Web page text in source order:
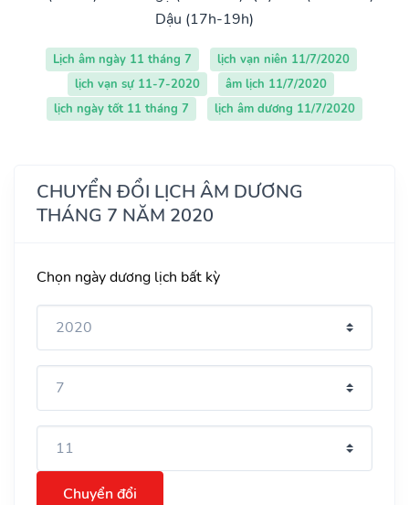
Dậu (17h-19h)
Lịch âm ngày 11 tháng 7
lịch vạn niên 11/7/2020
lịch vạn sự 11-7-2020
âm lịch 11/7/2020
lịch ngày tốt 11 tháng 7
lịch âm dương 11/7/2020
CHUYỂN ĐỔI LỊCH ÂM DƯƠNG
THÁNG 7 NĂM 2020
Chọn ngày dương lịch bất kỳ
Chuyển đổi